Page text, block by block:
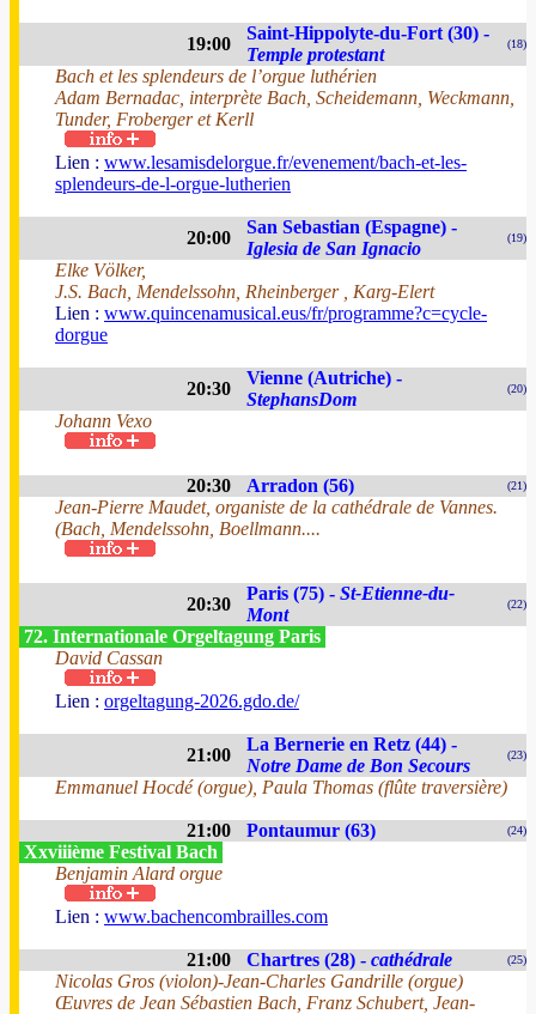
19:00
Saint-Hippolyte-du-Fort (30) -
Temple protestant
(18)
Bach et les splendeurs de l’orgue luthérien
Adam Bernadac, interprète Bach, Scheidemann, Weckmann,
Tunder, Froberger et Kerll
Lien : www.lesamisdelorgue.fr/evenement/bach-et-les-
splendeurs-de-l-orgue-lutherien
20:00
San Sebastian (Espagne) -
Iglesia de San Ignacio
(19)
Elke Völker,
J.S. Bach, Mendelssohn, Rheinberger , Karg-Elert
Lien : www.quincenamusical.eus/fr/programme?c=cycle-
dorgue
20:30
Vienne (Autriche) -
StephansDom
(20)
Johann Vexo
20:30 Arradon (56) (21)
Jean-Pierre Maudet, organiste de la cathédrale de Vannes.
(Bach, Mendelssohn, Boellmann....
20:30
Paris (75) - St-Etienne-du-
Mont
(22)
72. Internationale Orgeltagung Paris
David Cassan
Lien : orgeltagung-2026.gdo.de/
21:00
La Bernerie en Retz (44) -
Notre Dame de Bon Secours
(23)
Emmanuel Hocdé (orgue), Paula Thomas (flûte traversière)
21:00 Pontaumur (63) (24)
Xxviiième Festival Bach
Benjamin Alard orgue
Lien : www.bachencombrailles.com
21:00 Chartres (28) - cathédrale (25)
Nicolas Gros (violon)-Jean-Charles Gandrille (orgue)
Œuvres de Jean Sébastien Bach, Franz Schubert, Jean-